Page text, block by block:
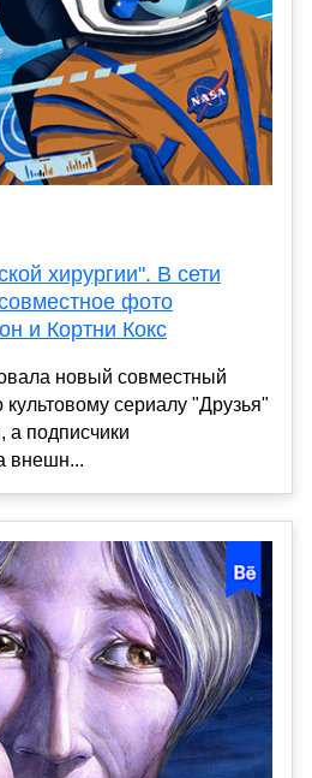
хирургии". В сети
фото
и Кортни Кокс
новый совместный
культовому сериалу "Друзья"
подписчики
внешн...